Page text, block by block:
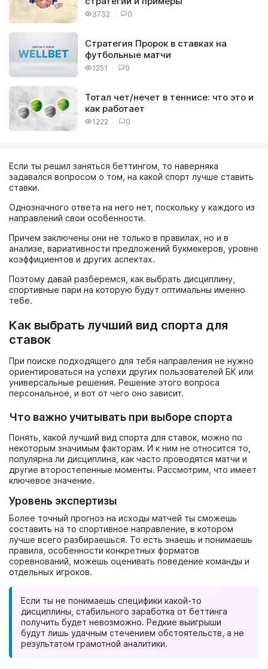
3732 0
1251 0
Стратегия Пророк в ставках на
футбольные матчи
1222 0
Тотал чет/нечет в теннисе: что это и
как работает
Если ты решил заняться беттингом, то наверняка
задавался вопросом о том, на какой спорт лучше ставить
ставки.
Однозначного ответа на него нет, поскольку у каждого из
направлений свои особенности.
Причем заключены они не только в правилах, но и в
анализе, вариативности предложений букмекеров, уровне
коэффициентов и других аспектах.
Поэтому давай разберемся, как выбрать дисциплину,
спортивные пари на которую будут оптимальны именно
тебе.
Как выбрать лучший вид спорта для
ставок
При поиске подходящего для тебя направления не нужно
ориентироваться на успехи других пользователей БК или
универсальные решения. Решение этого вопроса
персональное, и вот от чего оно зависит.
Что важно учитывать при выборе спорта
Понять, какой лучший вид спорта для ставок, можно по
некоторым значимым факторам. И к ним не относится то,
популярна ли дисциплина, как часто проводятся матчи и
другие второстепенные моменты. Рассмотрим, что имеет
ключевое значение.
Уровень экспертизы
Более точный прогноз на исходы матчей ты сможешь
составить на то спортивное направление, в котором
лучше всего разбираешься. То есть знаешь и понимаешь
правила, особенности конкретных форматов
соревнований, можешь оценивать поведение команды и
отдельных игроков.
Если ты не понимаешь специфики какой-то
дисциплины, стабильного заработка от беттинга
получить будет невозможно. Редкие выигрыши
будут лишь удачным стечением обстоятельств, а не
результатом грамотной аналитики.